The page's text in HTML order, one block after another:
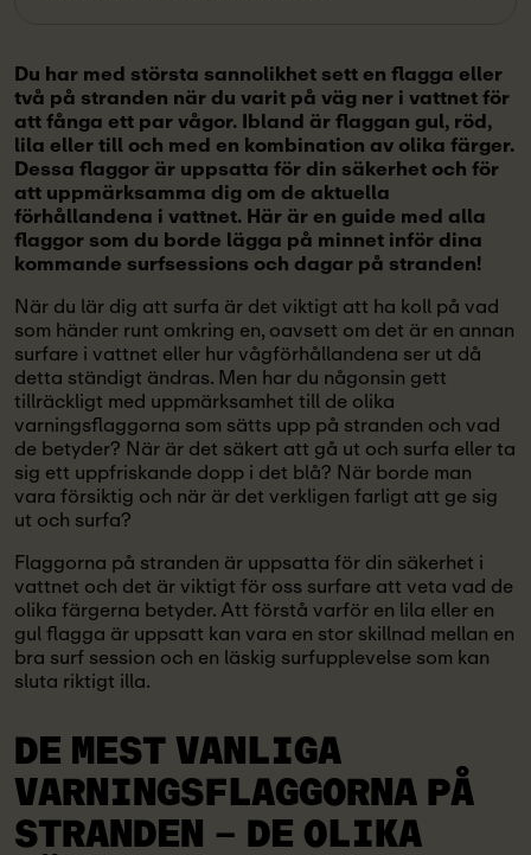
Du har med största sannolikhet sett en flagga eller
två på stranden när du varit på väg ner i vattnet för
att fånga ett par vågor. Ibland är flaggan gul, röd,
lila eller till och med en kombination av olika färger.
Dessa flaggor är uppsatta för din säkerhet och för
att uppmärksamma dig om de aktuella
förhållandena i vattnet. Här är en guide med alla
flaggor som du borde lägga på minnet inför dina
kommande surfsessions och dagar på stranden!
När du lär dig att surfa är det viktigt att ha koll på vad
som händer runt omkring en, oavsett om det är en annan
surfare i vattnet eller hur vågförhållandena ser ut då
detta ständigt ändras. Men har du någonsin gett
tillräckligt med uppmärksamhet till de olika
varningsflaggorna som sätts upp på stranden och vad
de betyder? När är det säkert att gå ut och surfa eller ta
sig ett uppfriskande dopp i det blå? När borde man
vara försiktig och när är det verkligen farligt att ge sig
ut och surfa?
Flaggorna på stranden är uppsatta för din säkerhet i
vattnet och det är viktigt för oss surfare att veta vad de
olika färgerna betyder. Att förstå varför en lila eller en
gul flagga är uppsatt kan vara en stor skillnad mellan en
bra surf session och en läskig surfupplevelse som kan
sluta riktigt illa.
DE MEST VANLIGA
VARNINGSFLAGGORNA PÅ
STRANDEN – DE OLIKA